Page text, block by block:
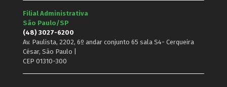
Filial Administrativa
São Paulo/SP
(48) 3027-6200
Av. Paulista, 2202, 6º andar conjunto 65 sala S4- Cerqueira
César, São Paulo |
CEP 01310-300